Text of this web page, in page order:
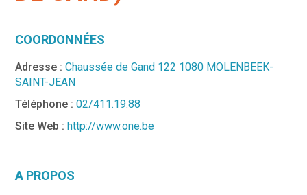
COORDONNÉES
Adresse : Chaussée de Gand 122 1080 MOLENBEEK-
SAINT-JEAN
Téléphone :02/411.19.88
Site Web : http://www.one.be
A PROPOS